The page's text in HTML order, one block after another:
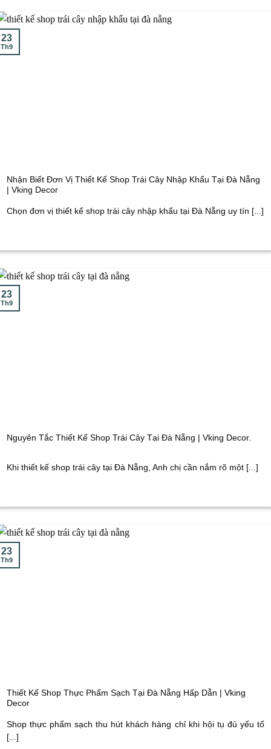
Nhận Biết Đơn Vị Thiết Kế Shop Trái Cây Nhập Khẩu Tại Đà Nẵng
| Vking Decor
Chọn đơn vị thiết kế shop trái cây nhập khẩu tại Đà Nẵng uy tín [...]
23
Th9
Nguyên Tắc Thiết Kế Shop Trái Cây Tại Đà Nẵng | Vking Decor.
Khi thiết kế shop trái cây tại Đà Nẵng, Anh chị cần nắm rõ một [...]
23
Th9
Thiết Kế Shop Thực Phẩm Sạch Tại Đà Nẵng Hấp Dẫn | Vking
Decor
Shop thực phẩm sạch thu hút khách hàng chỉ khi hội tụ đủ yếu tố
[...]
23
Th9